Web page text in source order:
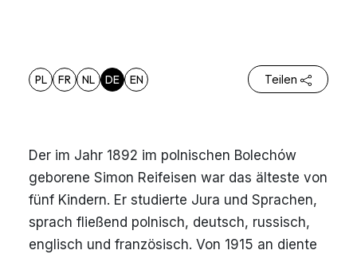
PL FR NL DE EN Teilen
Der im Jahr 1892 im polnischen Bolechów
geborene Simon Reifeisen war das älteste von
fünf Kindern. Er studierte Jura und Sprachen,
sprach fließend polnisch, deutsch, russisch,
englisch und französisch. Von 1915 an diente